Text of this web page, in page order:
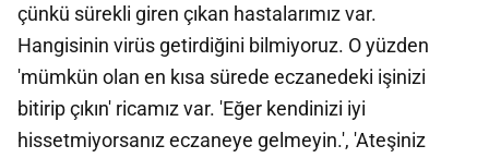
çünkü sürekli giren çıkan hastalarımız var.
Hangisinin virüs getirdiğini bilmiyoruz. O yüzden
'mümkün olan en kısa sürede eczanedeki işinizi
bitirip çıkın' ricamız var. 'Eğer kendinizi iyi
hissetmiyorsanız eczaneye gelmeyin.', 'Ateşiniz